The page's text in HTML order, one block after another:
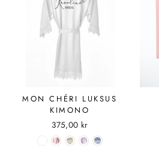
MON CHÉRI LUKSUS
KIMONO
375,00 kr